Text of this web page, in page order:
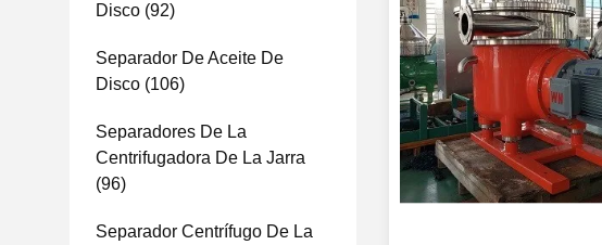
Disco (92)
Separador De Aceite De
Disco (106)
Separadores De La
Centrifugadora De La Jarra
(96)
Separador Centrífugo De La